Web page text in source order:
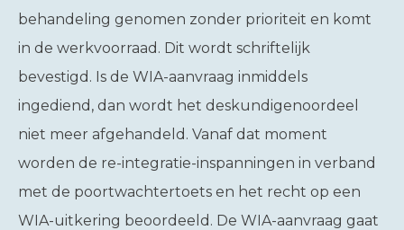
behandeling genomen zonder prioriteit en komt
in de werkvoorraad. Dit wordt schriftelijk
bevestigd. Is de WIA-aanvraag inmiddels
ingediend, dan wordt het deskundigenoordeel
niet meer afgehandeld. Vanaf dat moment
worden de re-integratie-inspanningen in verband
met de poortwachtertoets en het recht op een
WIA-uitkering beoordeeld. De WIA-aanvraag gaat